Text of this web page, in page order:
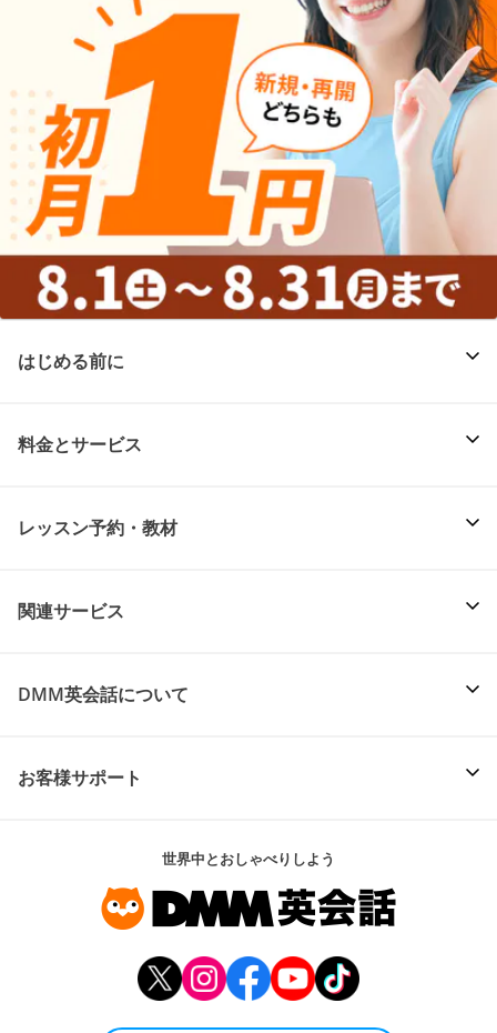
はじめる前に
料金とサービス
レッスン予約・教材
関連サービス
DMM英会話について
お客様サポート
世界中とおしゃべりしよう